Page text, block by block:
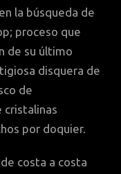
la búsqueda de
proceso que
de su último
disquera de
de
cristalinas
por doquier.
costa a costa